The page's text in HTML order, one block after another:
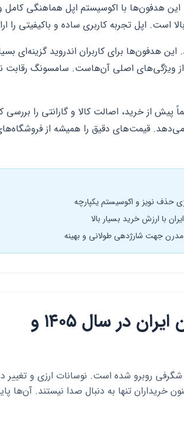
این هدفون‌ها با اکوسیستم اپل هماهنگی
است. اپل تجربه کاربری ساده و باکیفیتی را
هدفون‌ها برای کاربران اندروید گزینه‌ای
ویژگی‌های اصلی آن‌هاست. سامسونگ رقابت
از خرید، اصالت کالا و گارانتی را بررسی
قیمت‌های دقیق را همیشه از
حذف نویز و اکوسیستم یکپارچه
با ارزش خرید بسیار بالا
مدرن جهت شارژدهی طولانی و بهینه
مقدمه: وضعیت بازار هدفون ایران در سال ۱۴۰۵ و
ایران در سال ۱۴۰۵ با تحولات شگرفی روبرو شده است. نوسانات ارزی و
خریداران تنها به دنبال صدا نیستند. آن‌ها